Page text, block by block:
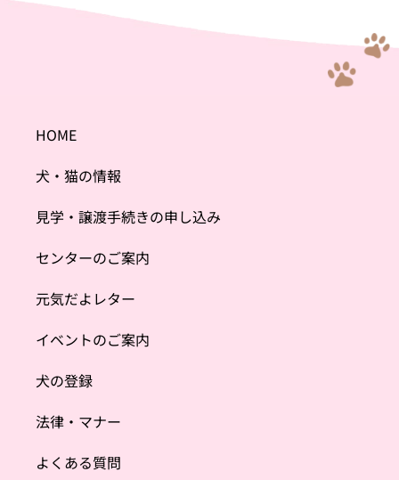
HOME
犬・猫の情報
見学・譲渡手続きの申し込み
センターのご案内
元気だよレター
イベントのご案内
犬の登録
法律・マナー
よくある質問